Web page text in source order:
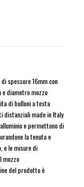
spessore 16mm con
e diametro mozzo
di bulloni a testa
distanziali made in Italy
e permettono di
la tenuta e
e le misure di
mozzo
del prodotto è